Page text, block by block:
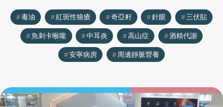
毒油 紅斑性狼瘡 奇亞籽 針眼
三伏貼
魚刺卡喉嚨
中耳炎 高山症
酒精代謝
安寧病房
周邊靜脈營養